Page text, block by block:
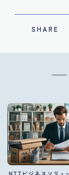
SHARE
NTTビジネスソリュ